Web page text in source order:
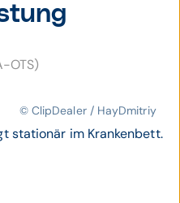
OTS)
© ClipDealer / HayDmitriy
stationär im Krankenbett.